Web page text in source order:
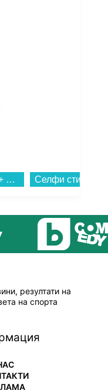
Смартфон Samsung GALAXY S26+ 512GB WHITE SM-S947BZWG , 12 GB, 512 GB...
резултати на
на спорта